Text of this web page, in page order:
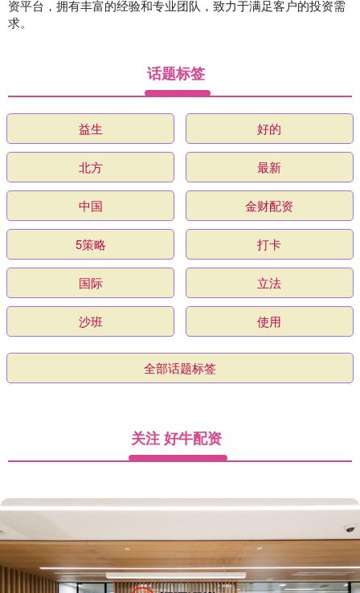
资平台，拥有丰富的经验和专业团队，致力于满足客户的投资需
求。
话题标签
益生 好的
北方 最新
中国 金财配资
5策略 打卡
国际 立法
沙班 使用
全部话题标签
关注 好牛配资